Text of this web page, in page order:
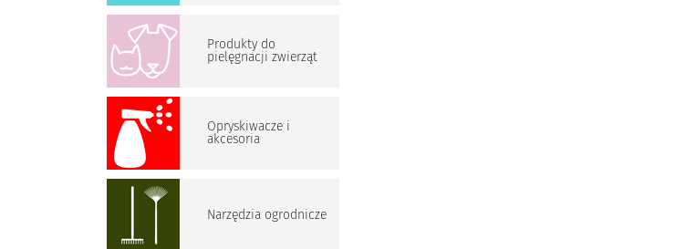
Produkty do
pielęgnacji zwierząt
Opryskiwacze i
akcesoria
Narzędzia ogrodnicze